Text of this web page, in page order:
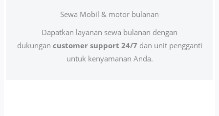
Sewa Mobil & motor bulanan
Dapatkan layanan sewa bulanan dengan
dukungan customer support 24/7 dan unit pengganti
untuk kenyamanan Anda.